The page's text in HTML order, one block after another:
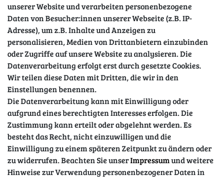
Sicher einkaufen
unserer Website und verarbeiten personenbezogene
Daten von Besucher:innen unserer Webseite (z.B. IP-
Adresse), um z.B. Inhalte und Anzeigen zu
personalisieren, Medien von Drittanbietern einzubinden
oder Zugriffe auf unsere Website zu analysieren. Die
Datenverarbeitung erfolgt erst durch gesetzte Cookies.
Wir teilen diese Daten mit Dritten, die wir in den
Einstellungen benennen.
Die Datenverarbeitung kann mit Einwilligung oder
aufgrund eines berechtigten Interesses erfolgen. Die
Zustimmung kann erteilt oder abgelehnt werden. Es
besteht das Recht, nicht einzuwilligen und die
Einwilligung zu einem späteren Zeitpunkt zu ändern oder
zu widerrufen. Beachten Sie unserImpressumund weitere
Hinweise zur Verwendung personenbezogener Daten in